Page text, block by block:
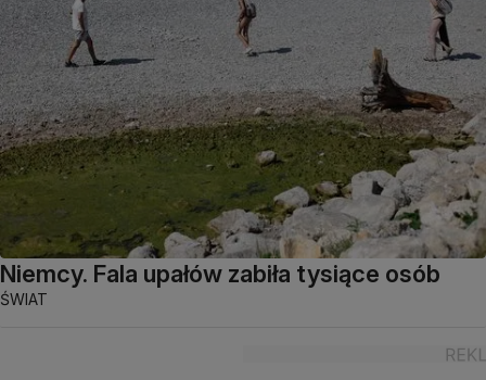
Niemcy. Fala upałów zabiła tysiące osób
ŚWIAT